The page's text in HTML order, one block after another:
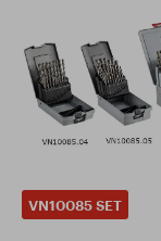
VN10085 SET